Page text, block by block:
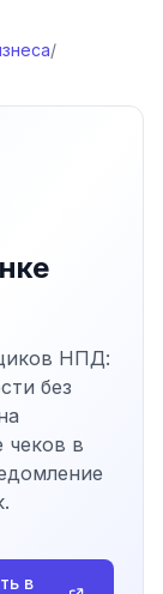
/
НПД:
без
чеков в
в